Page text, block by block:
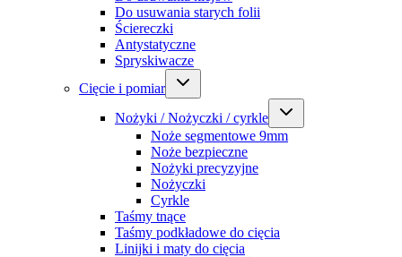
Do usuwania starych folii
Ściereczki
Antystatyczne
Spryskiwacze
Cięcie i pomiar
Nożyki / Nożyczki / cyrkle
Noże segmentowe 9mm
Noże bezpieczne
Nożyki precyzyjne
Nożyczki
Cyrkle
Taśmy tnące
Taśmy podkładowe do cięcia
Linijki i maty do cięcia